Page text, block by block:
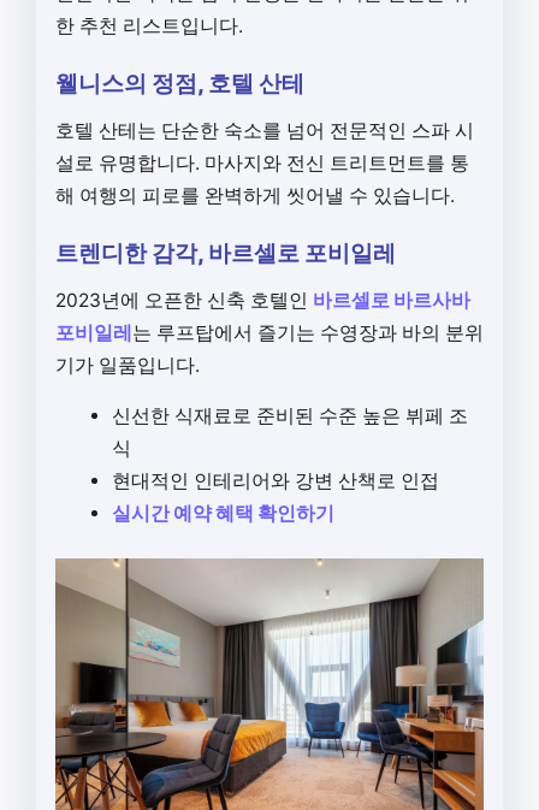
한 추천 리스트입니다.
웰니스의 정점, 호텔 산테
호텔 산테는 단순한 숙소를 넘어 전문적인 스파 시
설로 유명합니다. 마사지와 전신 트리트먼트를 통
해 여행의 피로를 완벽하게 씻어낼 수 있습니다.
트렌디한 감각, 바르셀로 포비일레
2023년에 오픈한 신축 호텔인 바르셀로 바르사바
포비일레 는 루프탑에서 즐기는 수영장과 바의 분위
기가 일품입니다.
신선한 식재료로 준비된 수준 높은 뷔페 조
식
현대적인 인테리어와 강변 산책로 인접
실시간 예약 혜택 확인하기